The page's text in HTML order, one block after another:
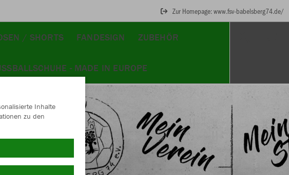
Zur Homepage: www.fsv-babelsberg74.de/
/ SHORTS FANDESIGN ZUBEHÖR
- MADE IN EUROPE
Inhalte
zu den